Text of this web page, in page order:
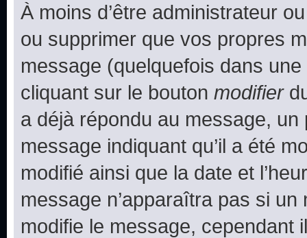
À moins d’être administrateur
ou supprimer que vos propres
message (quelquefois dans
cliquant sur le bouton modifier
a déjà répondu au message, un
message indiquant qu’il a été
modifié ainsi que la date et
message n’apparaîtra pas si
modifie le message, cependant